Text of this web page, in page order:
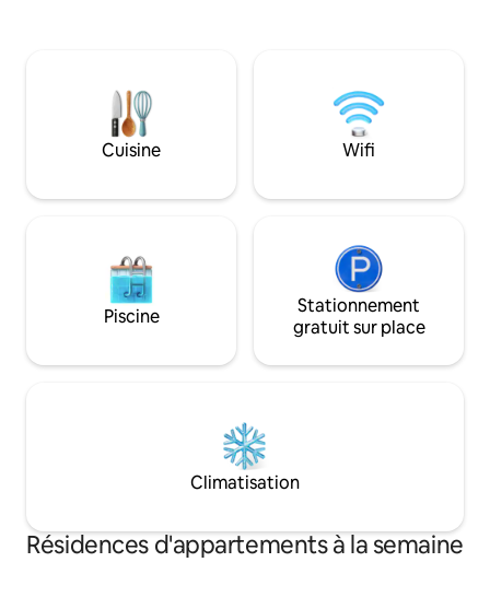
minutes du centre-ville de Kigali À 40
minutes du Kigali Convention Centre À
50 minutes de l'aéroport international de
Cuisine Wifi
Piscine
Stationnement
gratuit sur place
Climatisation
Résidences d'appartements à la semaine